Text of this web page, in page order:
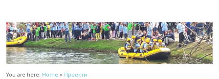
You are here: Home » Проекти